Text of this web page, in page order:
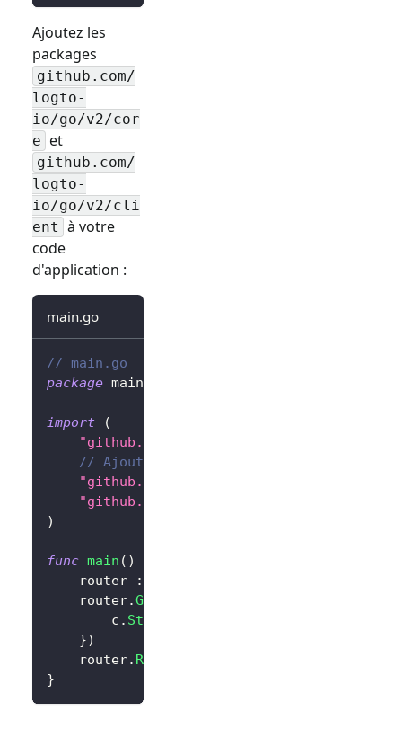
Ajoutez les
packages
github.com/
logto-
io/go/v2/cor
e et
github.com/
logto-
io/go/v2/cli
ent à votre
code
d'application :
main.go
// main.go
package main
import
(
"github.com/gin-gonic/gin"
// Ajoutez la dépendance
"github.com/logto-io/go/v2/core"
"github.com/logto-io/go/v2/client"
)
func main ( )
	router
:=
	router
.GET
		c
. String
})
	router
. Run
}